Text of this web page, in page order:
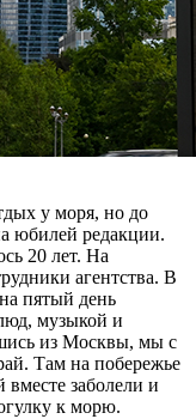
у моря, но до
юбилей редакции.
20 лет. На
агентства. В
пятый день
музыкой и
из Москвы, мы с
Там на побережье
заболели и
к морю.